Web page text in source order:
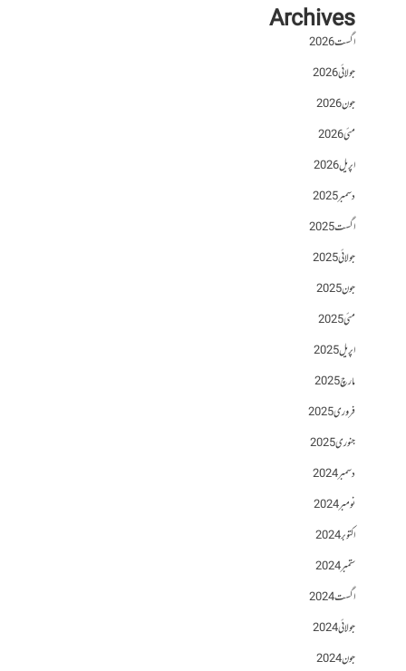
Archives
اگست 2026
جولائی 2026
جون 2026
مئی 2026
اپریل 2026
دسمبر 2025
اگست 2025
جولائی 2025
جون 2025
مئی 2025
اپریل 2025
مارچ 2025
فروری 2025
جنوری 2025
دسمبر 2024
نومبر 2024
اکتوبر 2024
ستمبر 2024
اگست 2024
جولائی 2024
جون 2024